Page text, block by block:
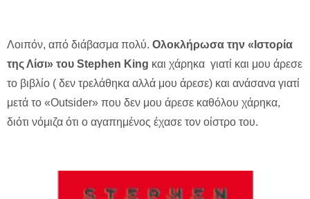
Λοιπόν, από διάβασμα πολύ. Ολοκλήρωσα την «Ιστορία
της Λίσι» του Stephen King και χάρηκα γιατί και μου άρεσε
το βιβλίο ( δεν τρελάθηκα αλλά μου άρεσε) και ανάσανα γιατί
μετά το «Outsider» που δεν μου άρεσε καθόλου χάρηκα,
διότι νόμιζα ότι ο αγαπημένος έχασε τον οίστρο του.